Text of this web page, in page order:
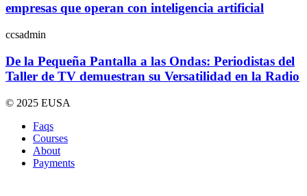
empresas que operan con inteligencia artificial
ccsadmin
De la Pequeña Pantalla a las Ondas: Periodistas del
Taller de TV demuestran su Versatilidad en la Radio
© 2025 EUSA
Faqs
Courses
About
Payments